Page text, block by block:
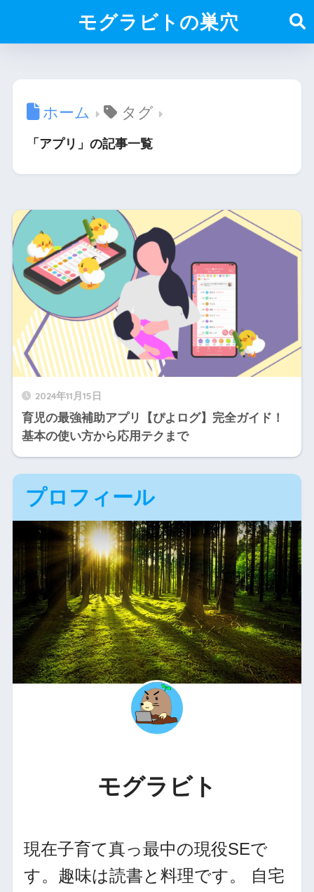
モグラビトの巣穴
ホーム タグ
「アプリ」の記事一覧
2024年11月15日
育児の最強補助アプリ【ぴよログ】完全ガイド！
基本の使い方から応用テクまで
プロフィール
モグラビト
現在子育て真っ最中の現役SEで
す。趣味は読書と料理です。 自宅